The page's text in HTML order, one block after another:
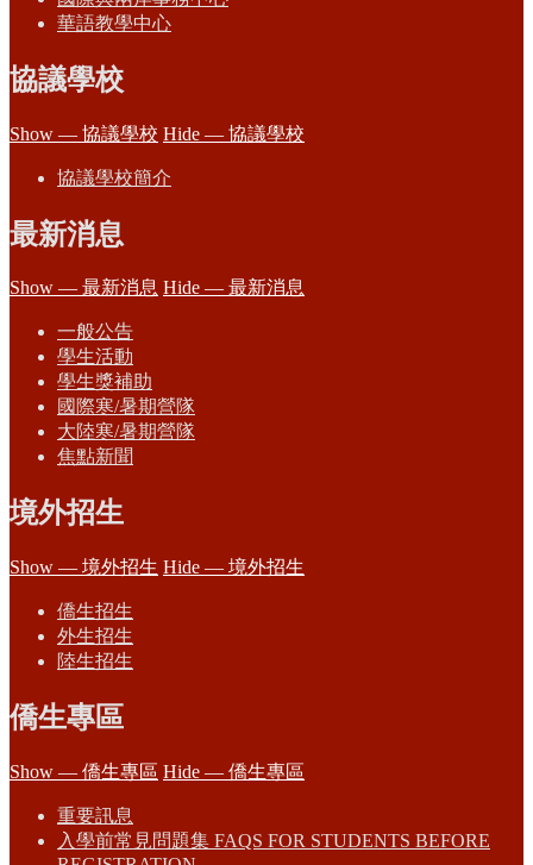
華語教學中心
協議學校
Show — 協議學校 Hide — 協議學校
協議學校簡介
最新消息
Show — 最新消息 Hide — 最新消息
一般公告
學生活動
學生獎補助
國際寒/暑期營隊
大陸寒/暑期營隊
焦點新聞
境外招生
Show — 境外招生 Hide — 境外招生
僑生招生
外生招生
陸生招生
僑生專區
Show — 僑生專區 Hide — 僑生專區
重要訊息
入學前常見問題集 FAQS FOR STUDENTS BEFORE